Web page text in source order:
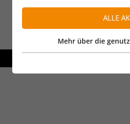
ALLE
Mehr über die